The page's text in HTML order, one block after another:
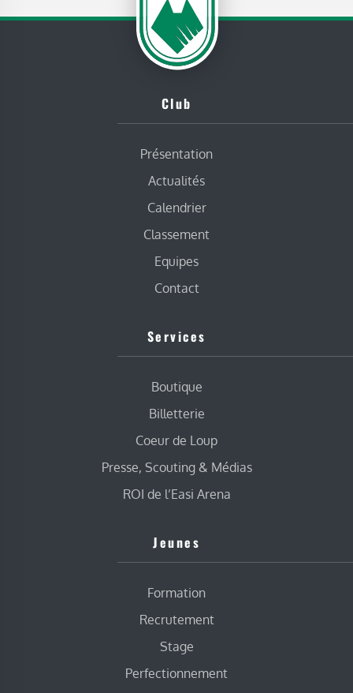
Club
Présentation
Actualités
Calendrier
Classement
Equipes
Contact
Services
Boutique
Billetterie
Coeur de Loup
Presse, Scouting & Médias
ROI de l’Easi Arena
Jeunes
Formation
Recrutement
Stage
Perfectionnement